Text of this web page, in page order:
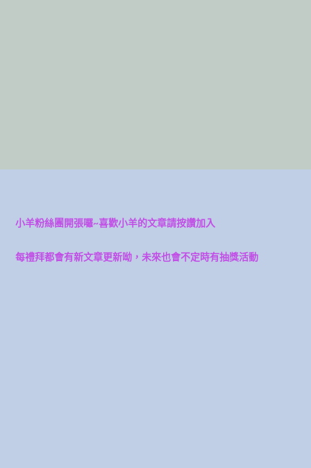
小羊粉絲團開張囉~喜歡小羊的文章請按讚加入
每禮拜都會有新文章更新呦，未來也會不定時有抽獎活動